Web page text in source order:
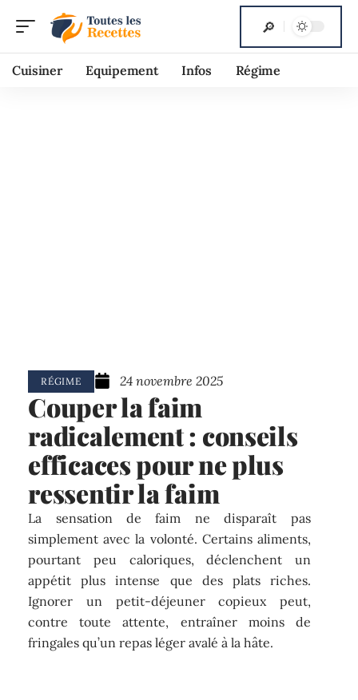
Cuisiner Equipement Infos Régime
RÉGIME 24 novembre 2025
Couper la faim
radicalement : conseils
efficaces pour ne plus
ressentir la faim
La sensation de faim ne disparaît pas
simplement avec la volonté. Certains aliments,
pourtant peu caloriques, déclenchent un
appétit plus intense que des plats riches.
Ignorer un petit-déjeuner copieux peut,
contre toute attente, entraîner moins de
fringales qu’un repas léger avalé à la hâte.